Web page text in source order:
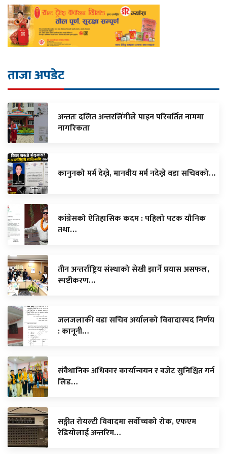
ताजा अपडेट
अन्ततः दलित अन्तरलिंगीले पाइन परिवर्तित नाममा
नागरिकता
कानुनको मर्म देख्ने, मानवीय मर्म नदेख्ने वडा सचिवको…
कांग्रेसको ऐतिहासिक कदम : पहिलो पटक यौनिक
तथा…
तीन अन्तर्राष्ट्रिय संस्थाको सेखी झार्ने प्रयास असफल,
स्पष्टीकरण…
जलजलाकी वडा सचिव अर्यालको विवादास्पद निर्णय
: कानूनी…
संवैधानिक अधिकार कार्यान्वयन र बजेट सुनिश्चित गर्न
लिड…
सङ्गीत रोयल्टी विवादमा सर्वोच्चको रोक, एफएम
रेडियोलाई अन्तरिम…